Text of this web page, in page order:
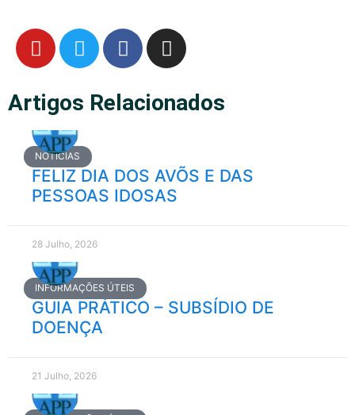
Artigos Relacionados
NOTÍCIAS
FELIZ DIA DOS AVÕS E DAS
PESSOAS IDOSAS
28 Julho, 2026
INFORMAÇÕES ÚTEIS
GUIA PRÁTICO – SUBSÍDIO DE
DOENÇA
21 Julho, 2026